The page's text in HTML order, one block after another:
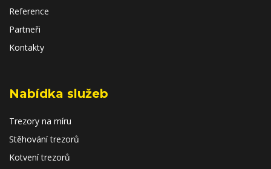
Reference
Partneři
Kontakty
Nabídka služeb
Trezory na míru
Stěhování trezorů
Kotvení trezorů